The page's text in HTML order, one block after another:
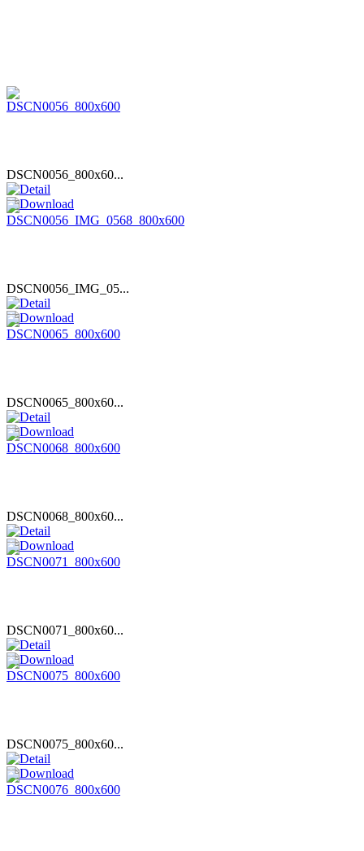
DSCN0056_800x60...
DSCN0056_IMG_05...
DSCN0065_800x60...
DSCN0068_800x60...
DSCN0071_800x60...
DSCN0075_800x60...